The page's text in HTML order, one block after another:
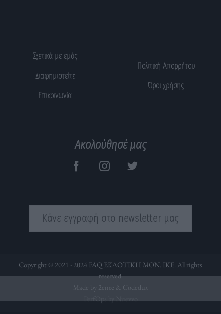
Σχετικά με εμάς
Διαφημιστείτε
Επικοινωνία
Πολιτική Απορρήτου
Όροι χρήσης
Ακολούθησέ μας
Κάνε εγγραφή στο newsletter μας
Copyright © 2021 - 2024 FAQ ΕΚΔΟΤΙΚΗ ΜΟΝ. ΙΚΕ. All rights
reserved.
Made by 2ence & Codedux
PerfOps by Nuevvo